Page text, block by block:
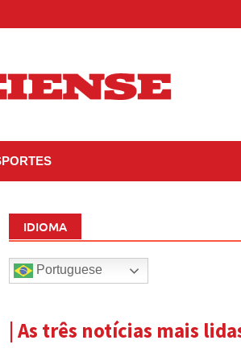
IDIOMA
Portuguese
| As três notícias mais